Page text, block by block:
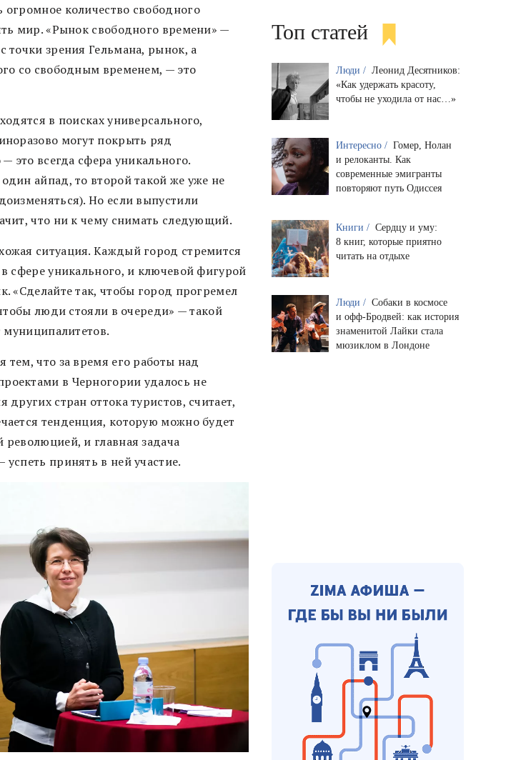
огромное количество свободного
мир. «Рынок свободного времени» —
точки зрения Гельмана, рынок, а
со свободным временем, — это
в поисках универсального,
могут покрыть ряд
это всегда сфера уникального.
айпад, то второй такой же уже не
Но если выпустили
что ни к чему снимать следующий.
ситуация. Каждый город стремится
сфере уникального, и ключевой фигурой
«Сделайте так, чтобы город прогремел
люди стояли в очереди» — такой
муниципалитетов.
что за время его работы над
в Черногории удалось не
других стран оттока туристов, считает,
тенденция, которую можно будет
и главная задача
принять в ней участие.
Топ статей
Люди / Леонид Десятников:
«Как удержать красоту,
чтобы не уходила от нас…»
Интересно / Гомер, Нолан
и релоканты. Как
современные эмигранты
повторяют путь Одиссея
Книги / Сердцу и уму:
8 книг, которые приятно
читать на отдыхе
Люди / Собаки в космосе
и офф-Бродвей: как история
знаменитой Лайки стала
мюзиклом в Лондоне